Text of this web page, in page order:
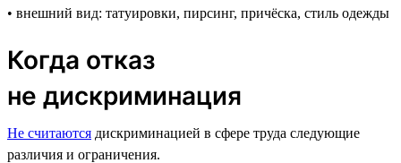
• внешний вид: татуировки, пирсинг, причёска, стиль одежды
Когда отказ
не дискриминация
Не считаются дискриминацией в сфере труда следующие
различия и ограничения.